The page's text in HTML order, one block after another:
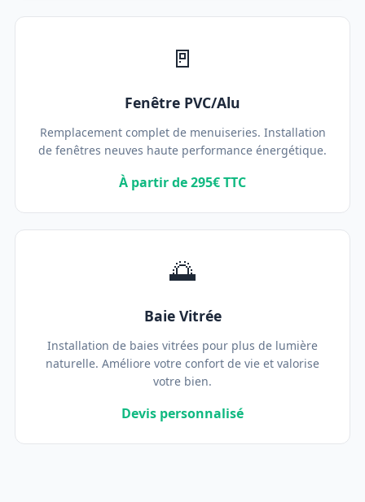
🚪
Fenêtre PVC/Alu
Remplacement complet de menuiseries. Installation
de fenêtres neuves haute performance énergétique.
À partir de 295€ TTC
🌅
Baie Vitrée
Installation de baies vitrées pour plus de lumière
naturelle. Améliore votre confort de vie et valorise
votre bien.
Devis personnalisé